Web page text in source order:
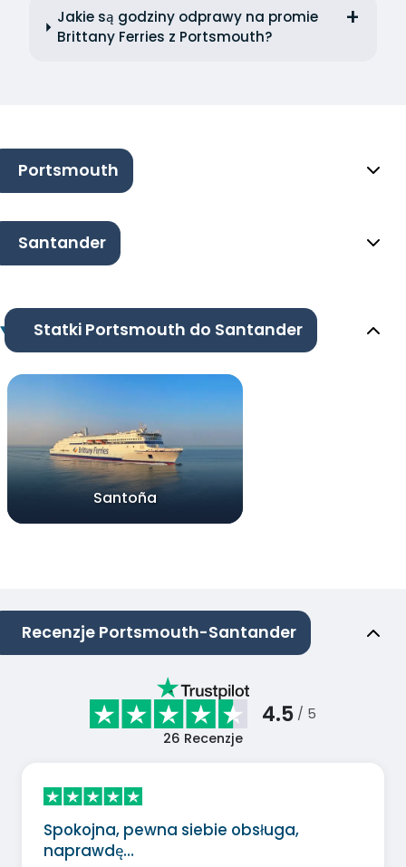
Jakie są godziny odprawy na promie
Brittany Ferries z Portsmouth?
Portsmouth
Santander
Statki Portsmouth do Santander
Santoña
Recenzje Portsmouth-Santander
4.5 / 5
26 Recenzje
Spokojna, pewna siebie obsługa,
naprawdę…